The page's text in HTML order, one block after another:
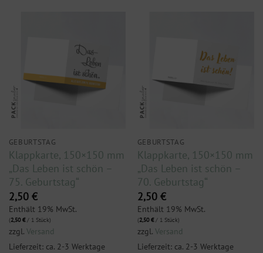
GEBURTSTAG
Klappkarte, 150×150 mm
„Das Leben ist schön –
75. Geburtstag“
2,50 €
Enthält 19% MwSt.
(2,50€/ 1 Stück)
zzgl. Versand
Lieferzeit: ca. 2-3 Werktage
GEBURTSTAG
Klappkarte, 150×150 mm
„Das Leben ist schön –
70. Geburtstag“
2,50 €
Enthält 19% MwSt.
(2,50€/ 1 Stück)
zzgl. Versand
Lieferzeit: ca. 2-3 Werktage